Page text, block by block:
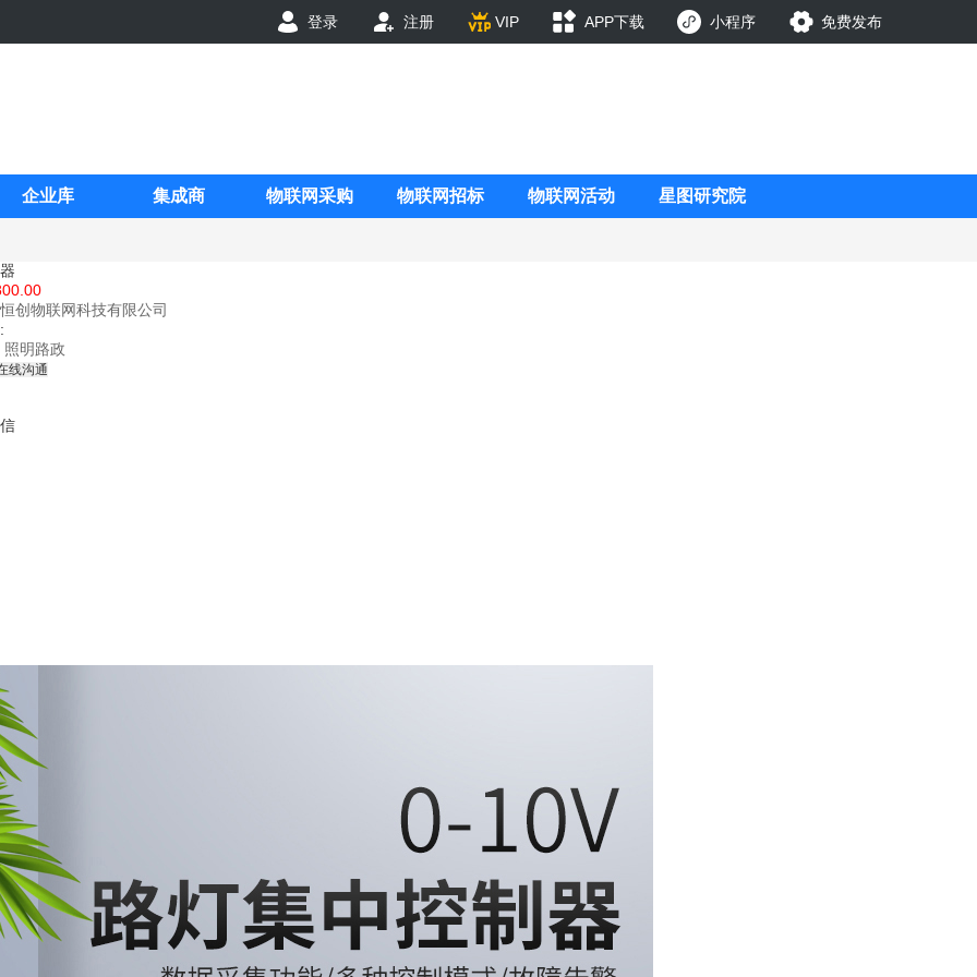
登录 注册 VIP APP下载 小程序 免费发布
企业库 集成商 物联网采购 物联网招标 物联网活动 星图研究院
创物联网科技有限公司
照明路政
线沟通